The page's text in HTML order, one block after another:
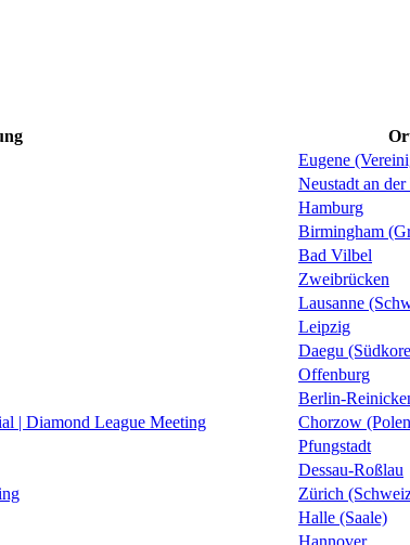
Eugene
Neustadt an
Hamburg
Birmingham
Bad Vilbel
Zweibrücken
Lausanne
Leipzig
Daegu
Offenburg
Berlin-
| Diamond League Meeting
Chorzow
Pfungstadt
Dessau-Roßlau
Zürich
Halle (Saale)
Hannover